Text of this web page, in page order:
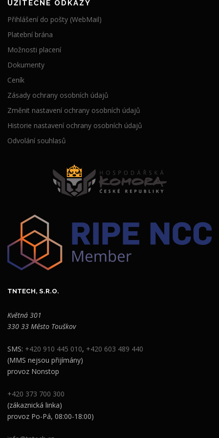
UŽITEČNÉ ODKAZY
Přihlášení do pošty (WebMail)
Platební brána
Možnosti placení
Dokumenty
Ceník
Zásady ochrany osobních údajů
Změnit nastavení ochrany osobních údajů
Historie nastavení ochrany osobních údajů
Odvolání souhlasů
TNTECH, S.R.O.
Květná 301
330 33 Město Touškov
SMS: +420 910 445 010, +420 603 489 440
(MMS nejsou přijímány)
provoz Nonstop
+420 373 700 300
(zákaznická linka)
provoz Po-Pá, 08:00-18:00)